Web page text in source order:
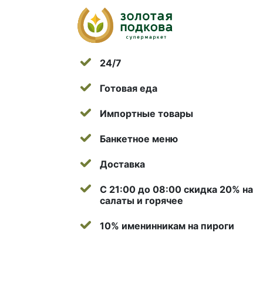
24/7
Готовая еда
Импортные товары
Банкетное меню
Доставка
С 21:00 до 08:00 скидка 20% на
салаты и горячее
10% именинникам на пироги